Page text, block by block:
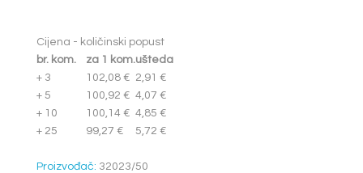
Cijena - količinski popust
br. kom.
za 1 kom.ušteda
+ 3
102,08 € 2,91 €
+ 5
100,92 € 4,07 €
+ 10
100,14 € 4,85 €
+ 25
99,27 € 5,72 €
Proizvođač: 32023/50